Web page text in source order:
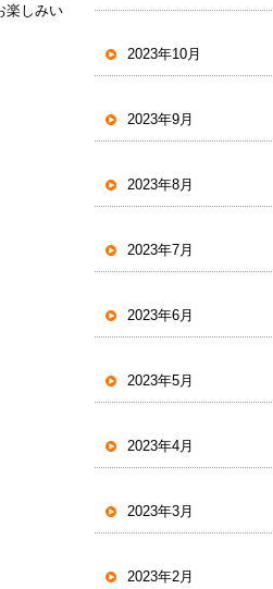
楽しみい
2023年10月
2023年9月
2023年8月
2023年7月
2023年6月
2023年5月
2023年4月
2023年3月
2023年2月